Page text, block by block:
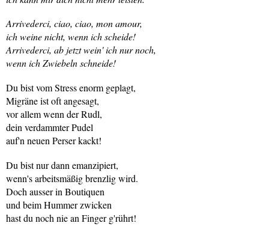
Arrivederci, ciao, ciao, mon amour,
ich weine nicht, wenn ich scheide!
Arrivederci, ab jetzt wein' ich nur noch,
wenn ich Zwiebeln schneide!
Du bist vom Stress enorm geplagt,
Migräne ist oft angesagt,
vor allem wenn der Rudl,
dein verdammter Pudel
auf'n neuen Perser kackt!
Du bist nur dann emanzipiert,
wenn's arbeitsmäßig brenzlig wird.
Doch ausser in Boutiquen
und beim Hummer zwicken
hast du noch nie an Finger g'rührt!